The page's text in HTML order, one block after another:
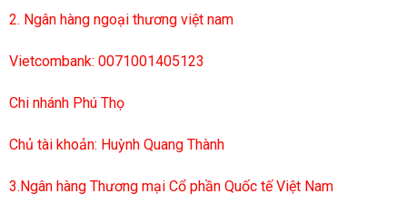
2. Ngân hàng ngoại thương việt nam
Vietcombank: 0071001405123
Chi nhánh Phú Thọ
Chủ tài khoản: Huỳnh Quang Thành
3.Ngân hàng Thương mại Cổ phần Quốc tế Việt Nam